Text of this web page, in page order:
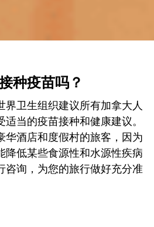
种疫苗吗？
界卫生组织建议所有加拿大人
当的疫苗接种和健康建议。
华酒店和度假村的旅客，因为
降低某些食源性和水源性疾病
咨询，为您的旅行做好充分准